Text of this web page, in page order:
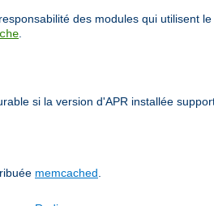
des modules qui utilisent
si la version d'APR installée
memcached